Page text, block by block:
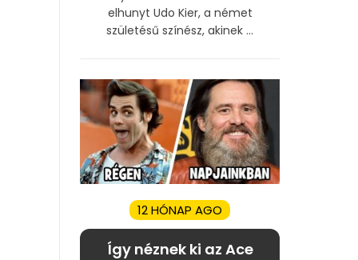
elhunyt Udo Kier, a német
születésű színész, akinek ...
12 HÓNAP AGO
Így néznek ki az Ace